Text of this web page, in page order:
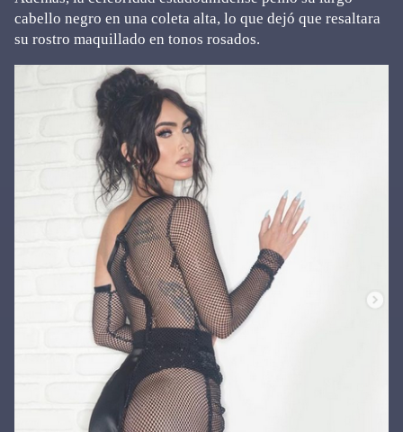
cabello negro en una coleta alta, lo que dejó que resaltara
su rostro maquillado en tonos rosados.